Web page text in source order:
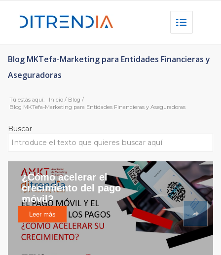
Blog MKTefa-Marketing para Entidades Financieras y
Aseguradoras
Tú estás aquí: Inicio / Blog /
Blog MKTefa-Marketing para Entidades Financieras y Aseguradoras
Buscar
¿Cómo acelerar el
crecimiento del pago
móvil?
Leer más